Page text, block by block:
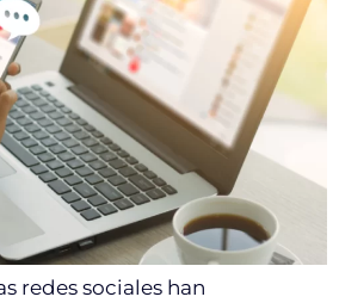
redes sociales han